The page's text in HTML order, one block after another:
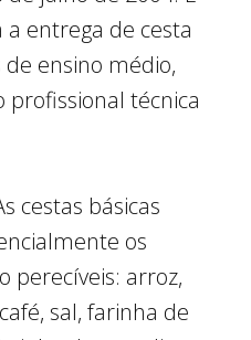
entrega de cesta
de ensino médio,
profissional técnica
cestas básicas
os
perecíveis: arroz,
sal, farinha de